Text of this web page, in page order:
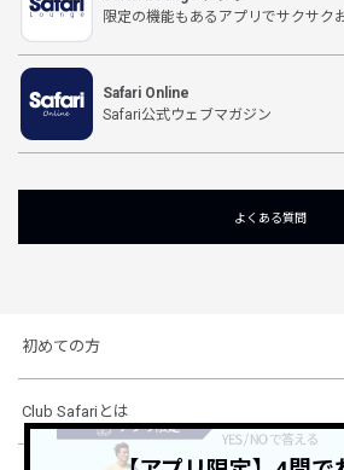
限定の機能もあるアプリでサクサク
Safari Online
Safari公式ウェブマガジン
よくある質問
初めての方
Club Safariとは